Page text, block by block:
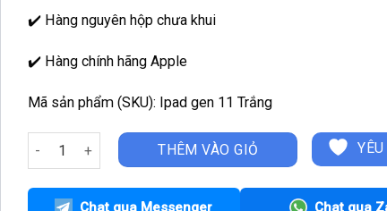
✔️ Hàng nguyên hộp chưa khui
✔️ Hàng chính hãng Apple
Mã sản phẩm (SKU): Ipad gen 11 Trắng
iPad Gen 11 (A16) 2025 - 128GB - Trắng | Mới đập hộp | Wifi
THÊM VÀO GIỎ
Chat qua Messenger Chat qua